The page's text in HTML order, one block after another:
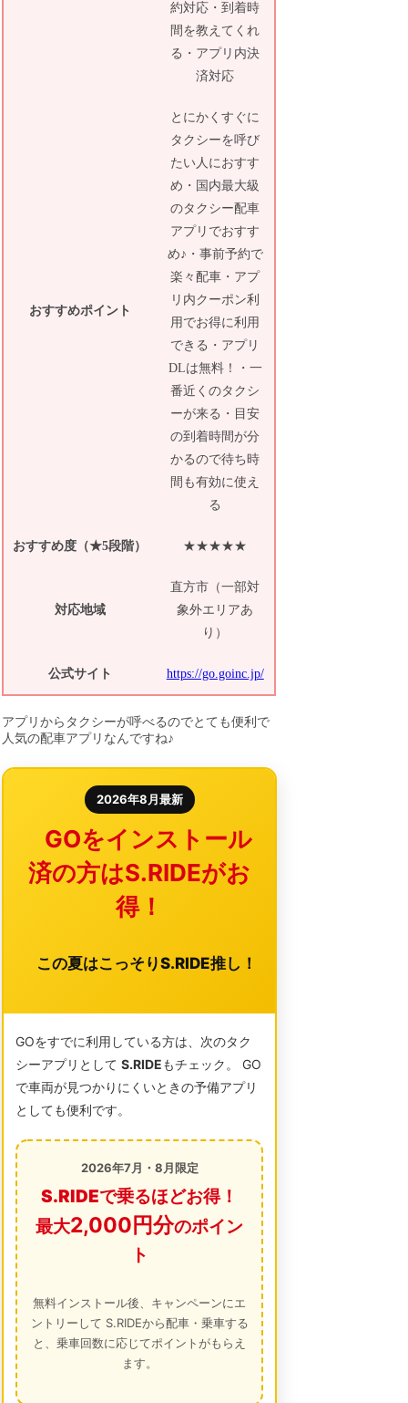
約対応・到着時
間を教えてくれ
る・アプリ内決
済対応
おすすめポイント
とにかくすぐに
タクシーを呼び
たい人におすす
め・国内最大級
のタクシー配車
アプリでおすす
め♪・事前予約で
楽々配車・アプ
リ内クーポン利
用でお得に利用
できる・アプリ
DLは無料！・一
番近くのタクシ
ーが来る・目安
の到着時間が分
かるので待ち時
間も有効に使え
る
おすすめ度（★5段階） ★★★★★
対応地域
直方市（一部対
象外エリアあ
り）
公式サイト https://go.goinc.jp/
アプリからタクシーが呼べるのでとても便利で
人気の配車アプリなんですね♪
2026年8月最新
GOをインストール
済の方はS.RIDEがお
得！
この夏はこっそりS.RIDE推し！
GOをすでに利用している方は、次のタク
シーアプリとしてS.RIDEもチェック。 GO
で車両が見つかりにくいときの予備アプリ
としても便利です。
2026年7月・8月限定
S.RIDEで乗るほどお得！
最大2,000円分のポイン
ト
無料インストール後、キャンペーンにエ
ントリーして S.RIDEから配車・乗車する
と、乗車回数に応じてポイントがもらえ
ます。